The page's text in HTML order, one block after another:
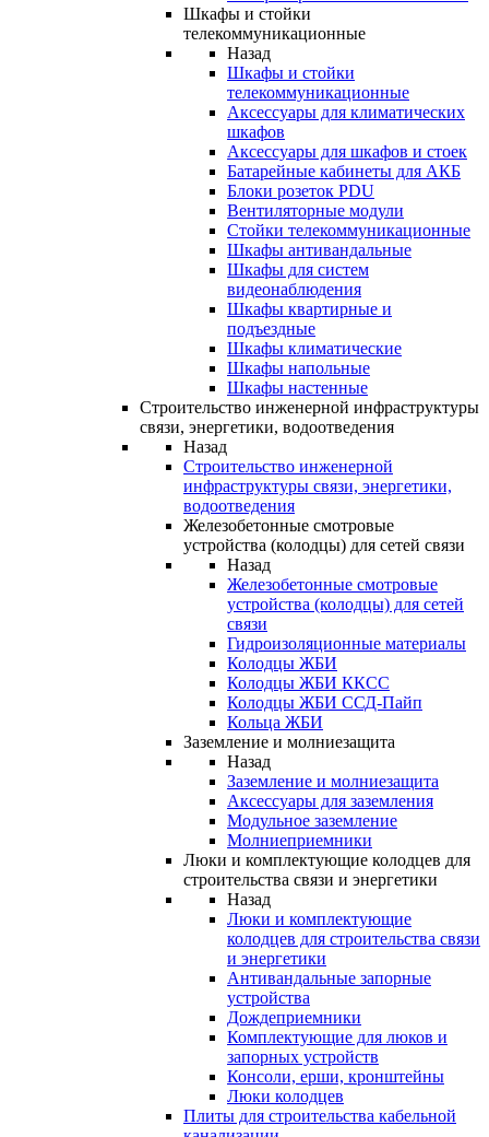
Шкафы и стойки
телекоммуникационные
Назад
Шкафы и стойки
телекоммуникационные
Аксессуары для климатических
шкафов
Аксессуары для шкафов и стоек
Батарейные кабинеты для АКБ
Блоки розеток PDU
Вентиляторные модули
Стойки телекоммуникационные
Шкафы антивандальные
Шкафы для систем
видеонаблюдения
Шкафы квартирные и
подъездные
Шкафы климатические
Шкафы напольные
Шкафы настенные
Строительство инженерной инфраструктуры
связи, энергетики, водоотведения
Назад
Строительство инженерной
инфраструктуры связи, энергетики,
водоотведения
Железобетонные смотровые
устройства (колодцы) для сетей связи
Назад
Железобетонные смотровые
устройства (колодцы) для сетей
связи
Гидроизоляционные материалы
Колодцы ЖБИ
Колодцы ЖБИ ККСС
Колодцы ЖБИ ССД-Пайп
Кольца ЖБИ
Заземление и молниезащита
Назад
Заземление и молниезащита
Аксессуары для заземления
Модульное заземление
Молниеприемники
Люки и комплектующие колодцев для
строительства связи и энергетики
Назад
Люки и комплектующие
колодцев для строительства связи
и энергетики
Антивандальные запорные
устройства
Дождеприемники
Комплектующие для люков и
запорных устройств
Консоли, ерши, кронштейны
Люки колодцев
Плиты для строительства кабельной